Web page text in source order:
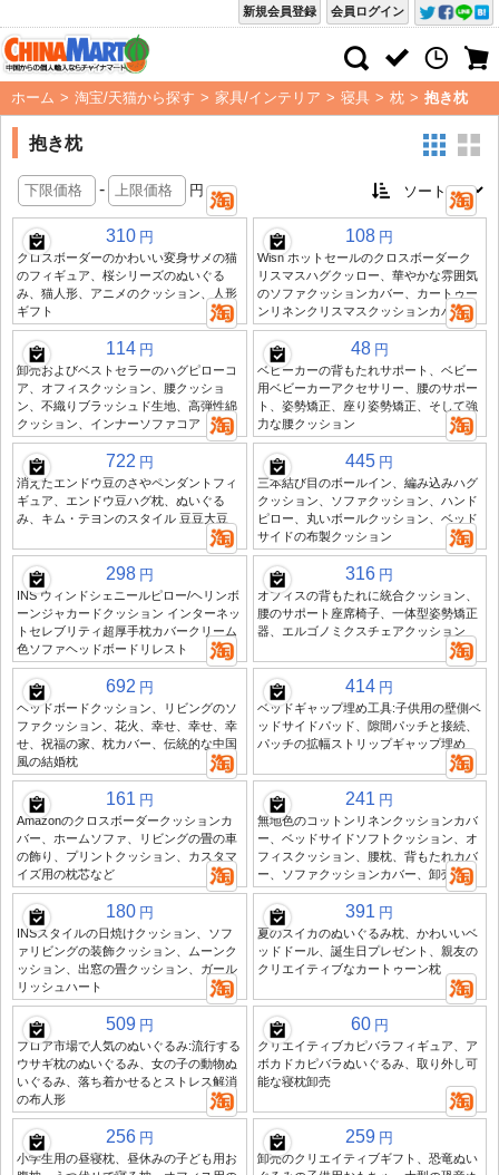
会員ログイン
新規会員登録
ホーム > 淘宝/天猫から探す > 家具/インテリア > 寝具 > 枕 > 抱き枕
抱き枕
- 円
310 円
クロスボーダーのかわいい変身サメの猫
のフィギュア、桜シリーズのぬいぐる
み、猫人形、アニメのクッション、人形
ギフト
108 円
Wish ホットセールのクロスボーダーク
リスマスハグクッロー、華やかな雰囲気
のソファクッションカバー、カートゥー
ンリネンクリスマスクッションカバー
114 円
卸売およびベストセラーのハグピローコ
ア、オフィスクッション、腰クッショ
ン、不織りブラッシュド生地、高弾性綿
クッション、インナーソファコア
48 円
ベビーカーの背もたれサポート、ベビー
用ベビーカーアクセサリー、腰のサポー
ト、姿勢矯正、座り姿勢矯正、そして強
力な腰クッション
722 円
消えたエンドウ豆のさやペンダントフィ
ギュア、エンドウ豆ハグ枕、ぬいぐる
み、キム・テヨンのスタイル 豆豆大豆
445 円
三本結び目のボールイン、編み込みハグ
クッション、ソファクッション、ハンド
ピロー、丸いボールクッション、ベッド
サイドの布製クッション
298 円
INS ウィンドシェニールピロー/ヘリンボ
ーンジャカードクッション インターネッ
トセレブリティ超厚手枕カバークリーム
色ソファヘッドボードリレスト
316 円
オフィスの背もたれに統合クッション、
腰のサポート座席椅子、一体型姿勢矯正
器、エルゴノミクスチェアクッション
692 円
ヘッドボードクッション、リビングのソ
ファクッション、花火、幸せ、幸せ、幸
せ、祝福の家、枕カバー、伝統的な中国
風の結婚枕
414 円
ベッドギャップ埋め工具:子供用の壁側ベ
ッドサイドパッド、隙間パッチと接続、
パッチの拡幅ストリップギャップ埋め
161 円
Amazonのクロスボーダークッションカ
バー、ホームソファ、リビングの畳の車
の飾り、プリントクッション、カスタマ
イズ用の枕芯など
241 円
無地色のコットンリネンクッションカバ
ー、ベッドサイドソフトクッション、オ
フィスクッション、腰枕、背もたれカバ
ー、ソファクッションカバー、卸売品
180 円
INSスタイルの日焼けクッション、ソフ
ァリビングの装飾クッション、ムーンク
ッション、出窓の畳クッション、ガール
リッシュハート
391 円
夏のスイカのぬいぐるみ枕、かわいいベ
ッドドール、誕生日プレゼント、親友の
クリエイティブなカートゥーン枕
509 円
フロア市場で人気のぬいぐるみ:流行する
ウサギ枕のぬいぐるみ、女の子の動物ぬ
いぐるみ、落ち着かせるとストレス解消
の布人形
60 円
クリエイティブカピバラフィギュア、ア
ボカドカピバラぬいぐるみ、取り外し可
能な寝枕卸売
256 円
小学生用の昼寝枕、昼休みの子ども用お
259 円
卸売のクリエイティブギフト、恐竜ぬい